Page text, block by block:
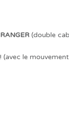
RANGER (double
le